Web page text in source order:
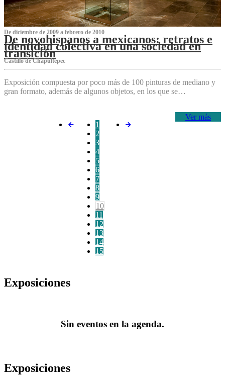
De diciembre de 2009 a febrero de 2010
De novohispanos a mexicanos: retratos e
identidad colectiva en una sociedad en
transición
Castillo de Chapultepec
Exposición compuesta por poco más de 100 pinturas de mediano y
gran formato, además de algunos objetos, en los que se…
Ver más
1
2
3
4
5
6
7
8
9
10
11
12
13
14
15
Exposiciones
Sin eventos en la agenda.
Exposiciones